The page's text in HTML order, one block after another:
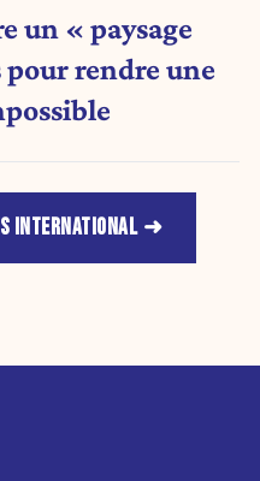
un « paysage
rendre une
INTERNATIONAL